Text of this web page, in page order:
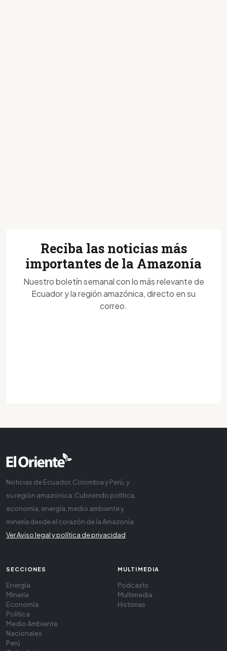
Reciba las noticias más
importantes de la Amazonía
Nuestro boletín semanal con lo más relevante de
Ecuador y la región amazónica, directo en su
correo.
Noticias de Ecuador, Colombia y Perú, y
su región amazónica. Cubriendo política,
economía, energía, medio ambiente y
minería desde el corazón de la Amazonía
Ver Aviso legal y política de privacidad
SECCIONES
Energía
Minería
Economía
Política
Medio Ambiente
Nacionales
Perú
MULTIMEDIA
Podcasts
Multimedia
Historias